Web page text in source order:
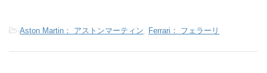
-Aston Martin： アストンマーティン Ferrari： フェラーリ